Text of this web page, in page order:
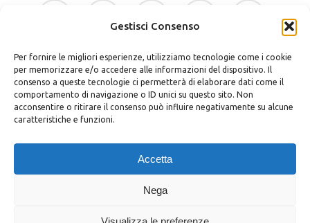
Gestisci Consenso
Per fornire le migliori esperienze, utilizziamo tecnologie come i cookie
per memorizzare e/o accedere alle informazioni del dispositivo. Il
consenso a queste tecnologie ci permetterà di elaborare dati come il
comportamento di navigazione o ID unici su questo sito. Non
acconsentire o ritirare il consenso può influire negativamente su alcune
caratteristiche e funzioni.
Accetta
Nega
facebook
google-
instagram whatsapp tiktok
phone email
P.zza Vittorio Veneto 30 – 96012 Avola (SR)
P.iva 02037400898
Cookie Policy|Termini e Condizioni